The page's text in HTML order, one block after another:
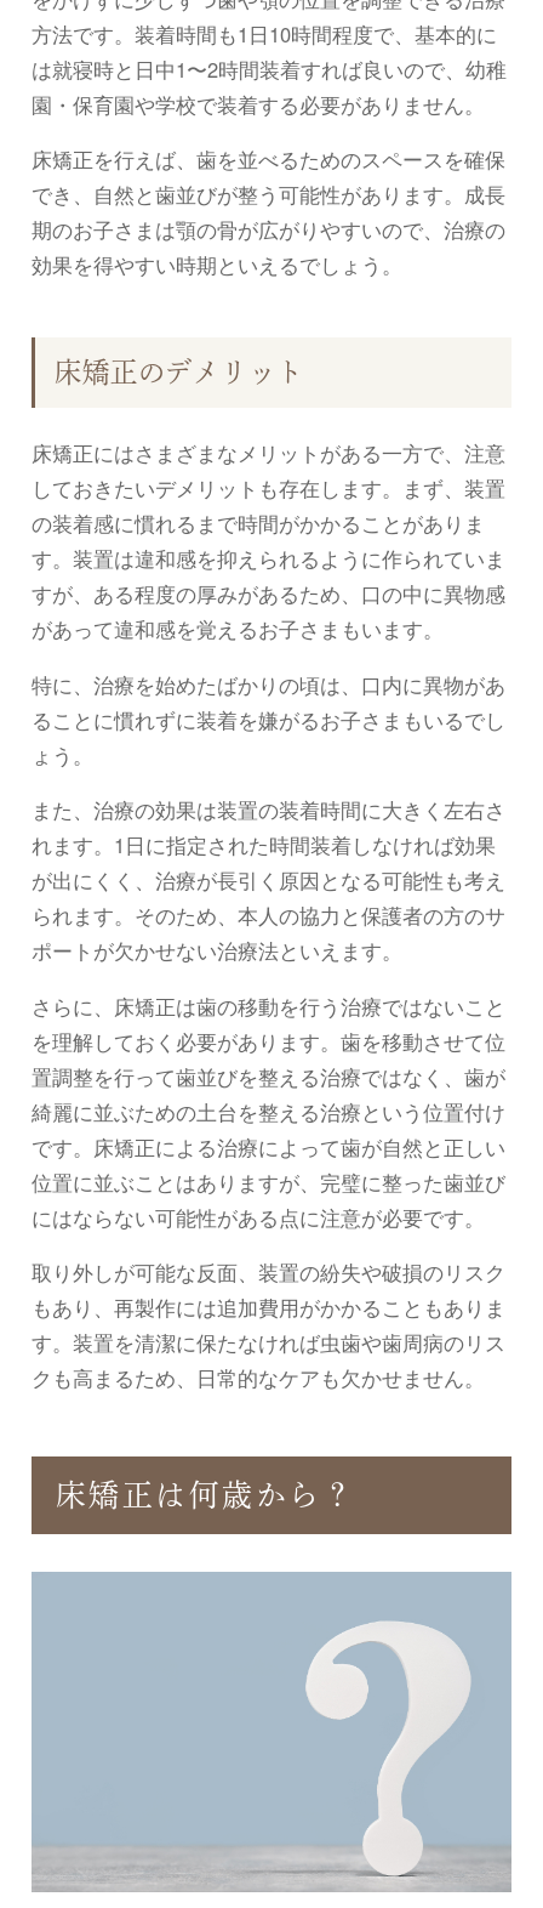
方法です。装着時間も1日10時間程度で、基本的に
は就寝時と日中1〜2時間装着すれば良いので、幼稚
園・保育園や学校で装着する必要がありません。
床矯正を行えば、歯を並べるためのスペースを確保
でき、自然と歯並びが整う可能性があります。成長
期のお子さまは顎の骨が広がりやすいので、治療の
効果を得やすい時期といえるでしょう。
床矯正のデメリット
床矯正にはさまざまなメリットがある一方で、注意
しておきたいデメリットも存在します。まず、装置
の装着感に慣れるまで時間がかかることがありま
す。装置は違和感を抑えられるように作られていま
すが、ある程度の厚みがあるため、口の中に異物感
があって違和感を覚えるお子さまもいます。
特に、治療を始めたばかりの頃は、口内に異物があ
ることに慣れずに装着を嫌がるお子さまもいるでし
ょう。
また、治療の効果は装置の装着時間に大きく左右さ
れます。1日に指定された時間装着しなければ効果
が出にくく、治療が長引く原因となる可能性も考え
られます。そのため、本人の協力と保護者の方のサ
ポートが欠かせない治療法といえます。
さらに、床矯正は歯の移動を行う治療ではないこと
を理解しておく必要があります。歯を移動させて位
置調整を行って歯並びを整える治療ではなく、歯が
綺麗に並ぶための土台を整える治療という位置付け
です。床矯正による治療によって歯が自然と正しい
位置に並ぶことはありますが、完璧に整った歯並び
にはならない可能性がある点に注意が必要です。
取り外しが可能な反面、装置の紛失や破損のリスク
もあり、再製作には追加費用がかかることもありま
す。装置を清潔に保たなければ虫歯や歯周病のリス
クも高まるため、日常的なケアも欠かせません。
床矯正は何歳から？